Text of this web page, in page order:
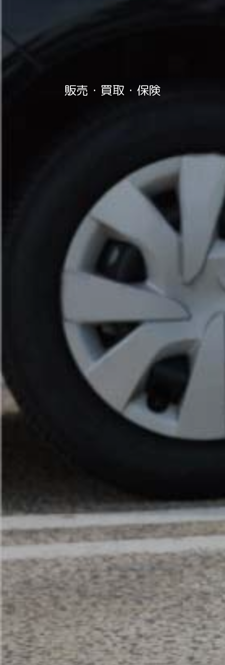
販売・買取・保険